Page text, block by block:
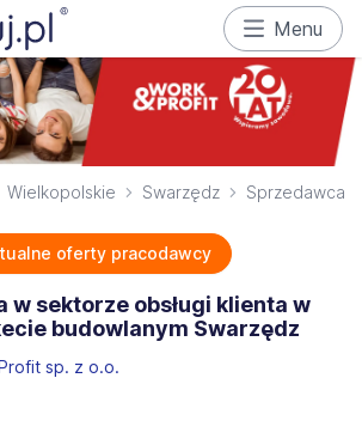
Menu
Wielkopolskie Swarzędz Sprzedawca
oferty pracodawcy
w sektorze obsługi klienta w
budowlanym Swarzędz
sp. z o.o.